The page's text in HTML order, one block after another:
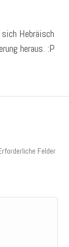
Hebräisch
heraus. :P
Felder